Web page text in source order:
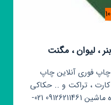
، لیوان ، مگنت
فوری آنلاین چاپ
کارت ، تراکت و .. حکاکی
تبلیغاتی روپلاکی نمایشگاه ماشین 09126211461 021-